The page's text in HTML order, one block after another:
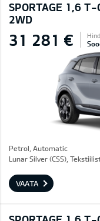
SPORTAGE 1,6
2WD
31 281 €
Petrol, Automatic
Lunar Silver (CSS),
VAATA